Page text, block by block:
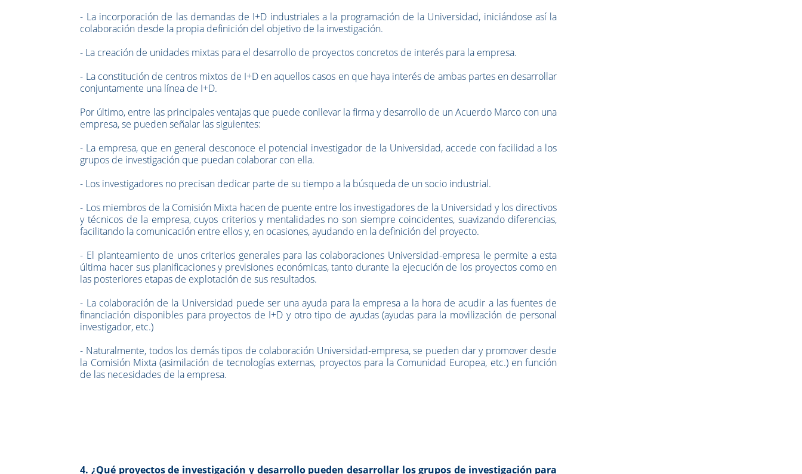
- La incorporación de las demandas de I+D industriales a la programación de la Universidad, iniciándose así la
colaboración desde la propia definición del objetivo de la investigación.
- La creación de unidades mixtas para el desarrollo de proyectos concretos de interés para la empresa.
- La constitución de centros mixtos de I+D en aquellos casos en que haya interés de ambas partes en desarrollar
conjuntamente una línea de I+D.
Por último, entre las principales ventajas que puede conllevar la firma y desarrollo de un Acuerdo Marco con una
empresa, se pueden señalar las siguientes:
- La empresa, que en general desconoce el potencial investigador de la Universidad, accede con facilidad a los
grupos de investigación que puedan colaborar con ella.
- Los investigadores no precisan dedicar parte de su tiempo a la búsqueda de un socio industrial.
- Los miembros de la Comisión Mixta hacen de puente entre los investigadores de la Universidad y los directivos
y técnicos de la empresa, cuyos criterios y mentalidades no son siempre coincidentes, suavizando diferencias,
facilitando la comunicación entre ellos y, en ocasiones, ayudando en la definición del proyecto.
- El planteamiento de unos criterios generales para las colaboraciones Universidad-empresa le permite a esta
última hacer sus planificaciones y previsiones económicas, tanto durante la ejecución de los proyectos como en
las posteriores etapas de explotación de sus resultados.
- La colaboración de la Universidad puede ser una ayuda para la empresa a la hora de acudir a las fuentes de
financiación disponibles para proyectos de I+D y otro tipo de ayudas (ayudas para la movilización de personal
investigador, etc.)
- Naturalmente, todos los demás tipos de colaboración Universidad-empresa, se pueden dar y promover desde
la Comisión Mixta (asimilación de tecnologías externas, proyectos para la Comunidad Europea, etc.) en función
de las necesidades de la empresa.
4. ¿Qué proyectos de investigación y desarrollo pueden desarrollar los grupos de investigación para